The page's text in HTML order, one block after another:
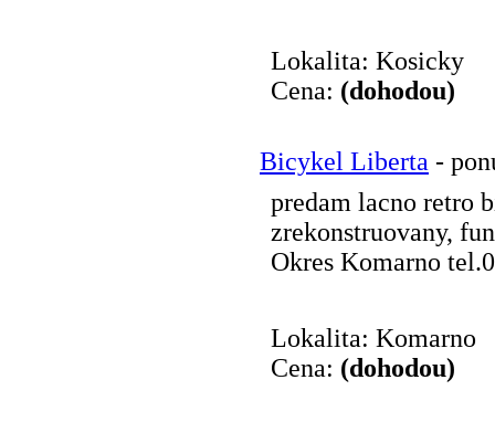
Lokalita: Kosicky
Cena: (dohodou)
Bicykel Liberta -
predam lacno retro
zrekonstruovany,
Okres Komarno
Lokalita: Komarno
Cena: (dohodou)